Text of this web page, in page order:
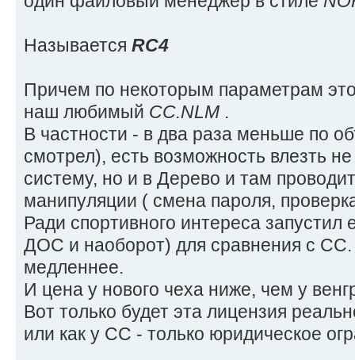
Называется RC4
Причем по некоторым параметрам
наш любимый CC.NLM .
В частности - в два раза меньше по
смотрел), есть возможность влезть
систему, но и в Дерево и там
манипуляции ( смена пароля,
Ради спортивного интереса запустил
ДОС и наоборот) для сравнения с
медленнее.
И цена у нового чеха ниже, чем у
Вот только будет эта лицензия
или как у СС - только юридическое